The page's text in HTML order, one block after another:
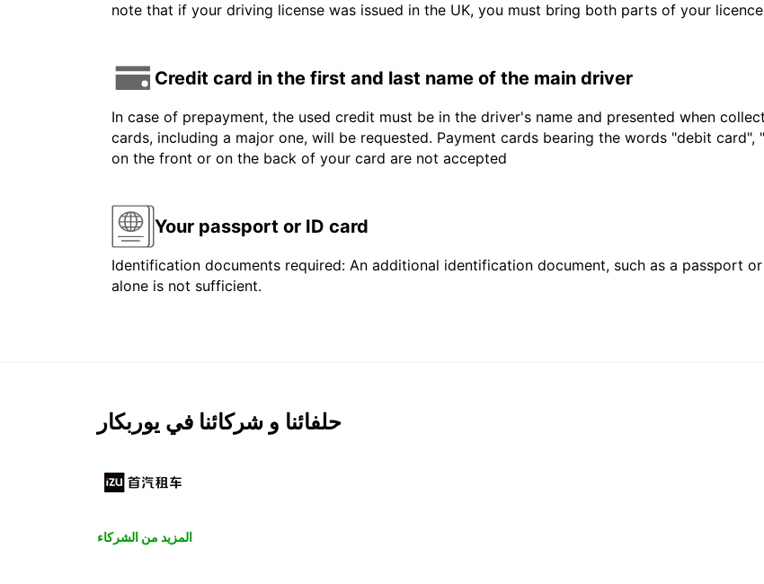
note that if your driving license was issued in the UK, you must bring both parts of your
Credit card in the first and last name of the main driver
In case of prepayment, the used credit must be in the driver's name and presented when
cards, including a major one, will be requested. Payment cards bearing the words "debit
on the front or on the back of your card are not accepted
Your passport or ID card
Identification documents required: An additional identification document, such as a passport
alone is not sufficient.
حلفائنا و شركائنا في يوربكار
المزيد من الشركاء